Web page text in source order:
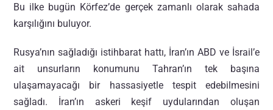
Bu ilke bugün Körfez’de gerçek zamanlı olarak sahada
karşılığını buluyor.
Rusya’nın sağladığı istihbarat hattı, İran’ın ABD ve İsrail’e
ait unsurların konumunu Tahran’ın tek başına
ulaşamayacağı bir hassasiyetle tespit edebilmesini
sağladı. İran’ın askeri keşif uydularından oluşan